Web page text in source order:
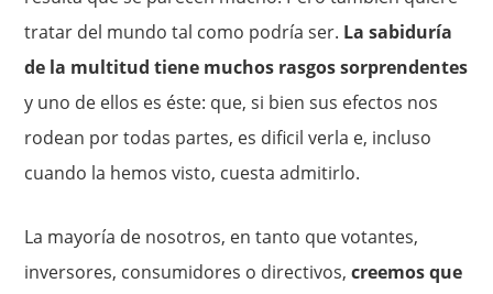
tratar del mundo tal como podría ser. La sabiduría
de la multitud tiene muchos rasgos sorprendentes
y uno de ellos es éste: que, si bien sus efectos nos
rodean por todas partes, es dificil verla e, in­cluso
cuando la hemos visto, cuesta admitirlo.
La mayoría de noso­tros, en tanto que votantes,
inversores, consumidores o directivos,creemos que